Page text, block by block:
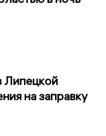
Липецкой
на заправку